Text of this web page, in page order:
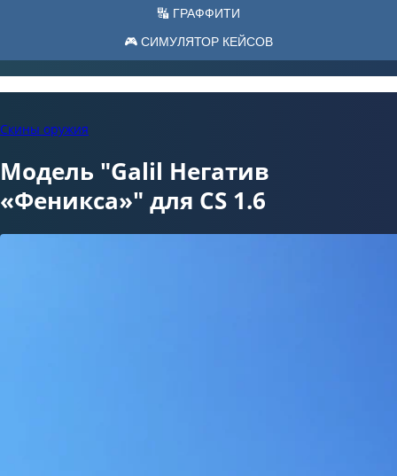
🔣 ГРАФФИТИ
🎮 СИМУЛЯТОР КЕЙСОВ
Скины оружия
Модель "Galil Негатив
«Феникса»" для CS 1.6